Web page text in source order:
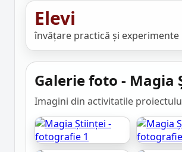
Elevi
învățare practică și experimente
Galerie foto - Magia
Imagini din activitatile